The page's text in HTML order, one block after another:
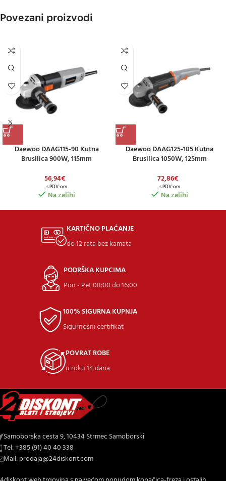
Povezani proizvodi
Daewoo DAAG115-90 Kutna
Brusilica 900W, 115mm
56,94€
s PDV-om
Na zalihi
Daewoo DAAG125-105 Kutna
Brusilica 1050W, 125mm
72,86€
s PDV-om
Na zalihi
KARTIČNO PLAĆANJE
do 12 rata bez kamata
PODRŠKA KUPCIMA
Pon - Pet 08:00 do 16:00
100% SIGURNA KUPNJA
Sigurnosni certifikat
POVRAT ROBE
u roku 14 dana
Samoborska cesta 9, 10434 Strmec Samoborski
Tel: +385 (91) 40 40 338
Mail: prodaja@24diskont.com